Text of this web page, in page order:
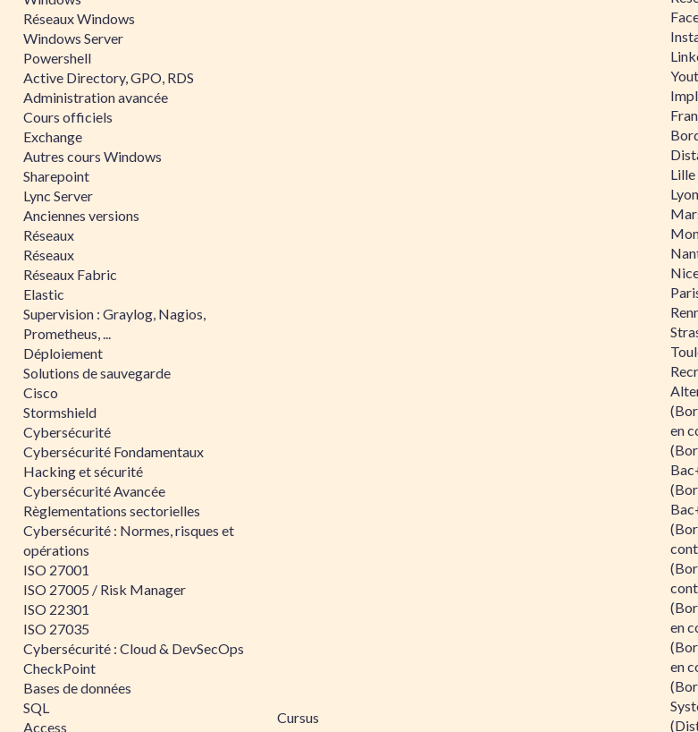
Réseaux Windows
Windows Server
Powershell
Active Directory, GPO, RDS
Administration avancée
Cours officiels
Exchange
Autres cours Windows
Sharepoint
Lync Server
Anciennes versions
Réseaux
Réseaux
Réseaux Fabric
Elastic
Supervision : Graylog, Nagios,
Prometheus, ...
Déploiement
Solutions de sauvegarde
Cisco
Stormshield
Cybersécurité
Cybersécurité Fondamentaux
Hacking et sécurité
Cybersécurité Avancée
Règlementations sectorielles
Cybersécurité : Normes, risques et
opérations
ISO 27001
ISO 27005 / Risk Manager
ISO 22301
ISO 27035
Cybersécurité : Cloud & DevSecOps
CheckPoint
Bases de données
SQL
Access
Cursus
Lille
Lyon
en
en
en